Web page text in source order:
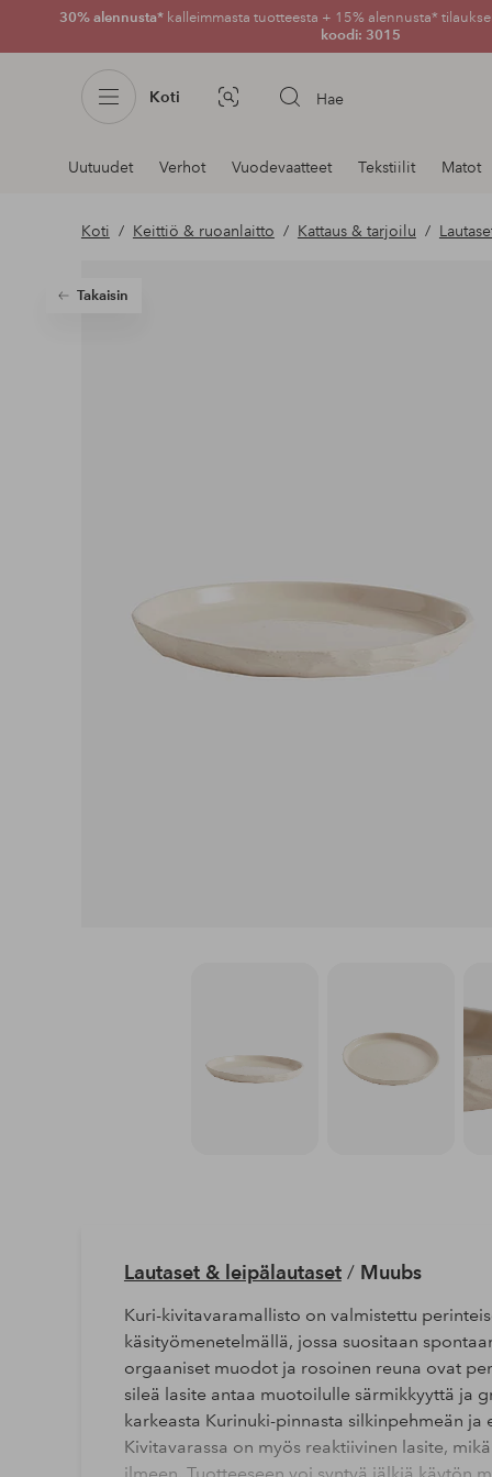
30% alennusta* kalleimmasta tuotteesta + 15% alennusta*
koodi: 3015
Koti Kuvahaku Hae
Navigointi
osastoilla
Uutuudet Verhot Vuodevaatteet Tekstiilit Matot
Koti Keittiö & ruoanlaitto Kattaus & tarjoilu
Takaisin
Lautaset & leipälautaset/ Muubs
Kuri-kivitavaramallisto on valmistettu
käsityömenetelmällä, jossa suositaan
orgaaniset muodot ja rosoinen reuna ovat
sileä lasite antaa muotoilulle särmikkyyttä ja
karkeasta Kurinuki-pinnasta silkinpehmeän
Kivitavarassa on myös reaktiivinen lasite,